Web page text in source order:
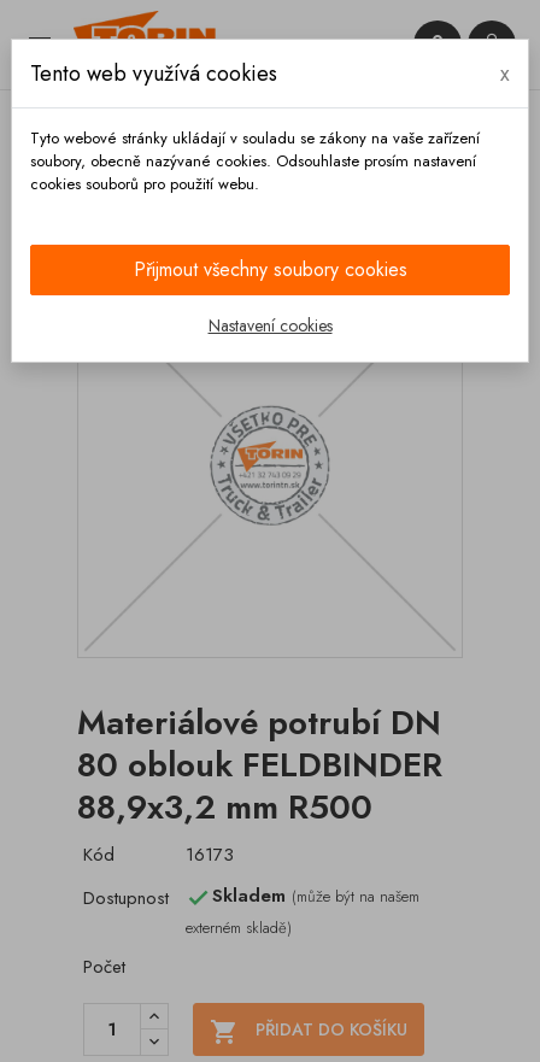
 

Materiálové potrubí DN
80 oblouk FELDBINDER
88,9x3,2 mm R500
Kód
16173
Dostupnost
Skladem (může být na našem
externém skladě)
Počet
 PŘIDAT DO KOŠÍKU
Tento web využívá cookies x
Tyto webové stránky ukládají v souladu se zákony na vaše zařízení
soubory, obecně nazývané cookies. Odsouhlaste prosím nastavení
cookies souborů pro použití webu.
Přijmout všechny soubory cookies
Nastavení cookies